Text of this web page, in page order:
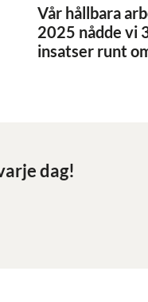
Vår hållbara
2025 nådde vi
insatser runt
dag!